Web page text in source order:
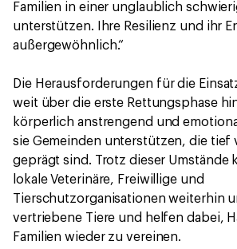
Familien in einer unglaublich
unterstützen. Ihre Resilienz und ihr
außergewöhnlich.“
Die Herausforderungen für die
weit über die erste Rettungsphase
körperlich anstrengend und
sie Gemeinden unterstützen, die tief
geprägt sind. Trotz dieser Umstände
lokale Veterinäre, Freiwillige und
Tierschutzorganisationen weiterhin
vertriebene Tiere und helfen dabei,
Familien wieder zu vereinen.